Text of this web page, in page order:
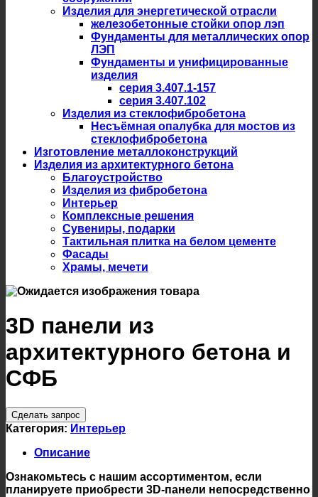
Изделия для энергетической отрасли
железобетонные стойки опор лэп
Фундаменты для металлических опор
ЛЭП
Фундаменты и унифицированные
изделия
серия 3.407.1-157
серия 3.407.102
Изделия из стеклофибробетона
Несъёмная опалубка для мостов из
стеклофибробетона
Изготовление металлоконструкций
Изделия из архитектурного бетона
Благоустройство
Изделия из фибробетона
Интерьер
Комплексные решения
Сувениры, подарки
Тактильная плитка на белом цементе
Фасады
Храмы, мечети
3D панели из
архитектурного бетона и
СФБ
Сделать запрос
Категория: Интерьер
Описание
Ознакомьтесь с нашим ассортиментом, если
планируете приобрести 3D-панели непосредственно